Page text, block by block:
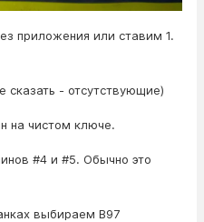
приложения или ставим 1.
сказать - отсутствующие)
на чистом ключе.
#4 и #5. Обычно это
выбираем B97